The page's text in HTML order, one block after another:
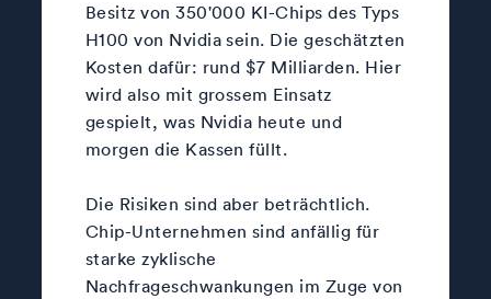
Besitz von 350'000 KI-Chips des Typs
H100 von Nvidia sein. Die geschätzten
Kosten dafür: rund $7 Milliarden. Hier
wird also mit grossem Einsatz
gespielt, was Nvidia heute und
morgen die Kassen füllt.
Die Risiken sind aber beträchtlich.
Chip-Unternehmen sind anfällig für
starke zyklische
Nachfrageschwankungen im Zuge von